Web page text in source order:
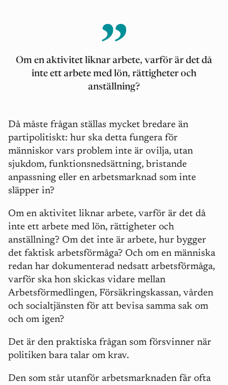
Om en aktivitet liknar arbete, varför är det då
inte ett arbete med lön, rättigheter och
anställning?
Då måste frågan ställas mycket bredare än
partipolitiskt: hur ska detta fungera för
människor vars problem inte är ovilja, utan
sjukdom, funktionsnedsättning, bristande
anpassning eller en arbetsmarknad som inte
släpper in?
Om en aktivitet liknar arbete, varför är det då
inte ett arbete med lön, rättigheter och
anställning? Om det inte är arbete, hur bygger
det faktisk arbetsförmåga? Och om en människa
redan har dokumenterad nedsatt arbetsförmåga,
varför ska hon skickas vidare mellan
Arbetsförmedlingen, Försäkringskassan, vården
och socialtjänsten för att bevisa samma sak om
och om igen?
Det är den praktiska frågan som försvinner när
politiken bara talar om krav.
Den som står utanför arbetsmarknaden får ofta